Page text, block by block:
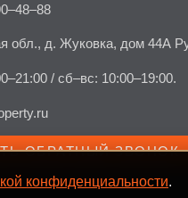
обл., д. Жуковка, дом 44А
/ сб–вс: 10:00–19:00.
ОБРАТНЫЙ ЗВОНОК
конфиденциальности